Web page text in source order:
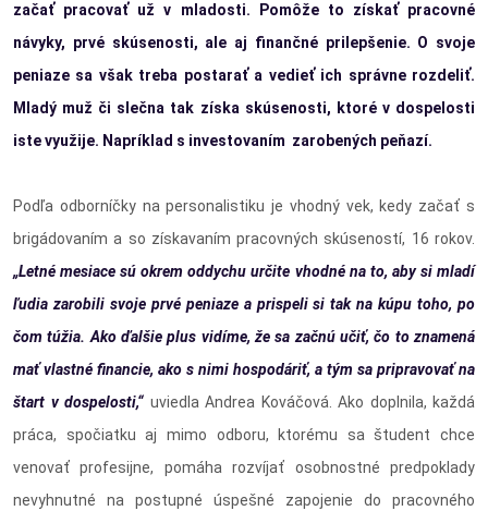
začať pracovať už v mladosti. Pomôže to získať pracovné
návyky, prvé skúsenosti, ale aj finančné prilepšenie. O svoje
peniaze sa však treba postarať a vedieť ich správne rozdeliť.
Mladý muž či slečna tak získa skúsenosti, ktoré v dospelosti
iste využije. Napríklad s investovaním zarobených peňazí.
Podľa odborníčky na personalistiku je vhodný vek, kedy začať s
brigádovaním a so získavaním pracovných skúseností, 16 rokov.
„Letné mesiace sú okrem oddychu určite vhodné na to, aby si mladí
ľudia zarobili svoje prvé peniaze a prispeli si tak na kúpu toho, po
čom túžia. Ako ďalšie plus vidíme, že sa začnú učiť, čo to znamená
mať vlastné financie, ako s nimi hospodáriť, a tým sa pripravovať na
štart v dospelosti,“ uviedla Andrea Kováčová. Ako doplnila, každá
práca, spočiatku aj mimo odboru, ktorému sa študent chce
venovať profesijne, pomáha rozvíjať osobnostné predpoklady
nevyhnutné na postupné úspešné zapojenie do pracovného